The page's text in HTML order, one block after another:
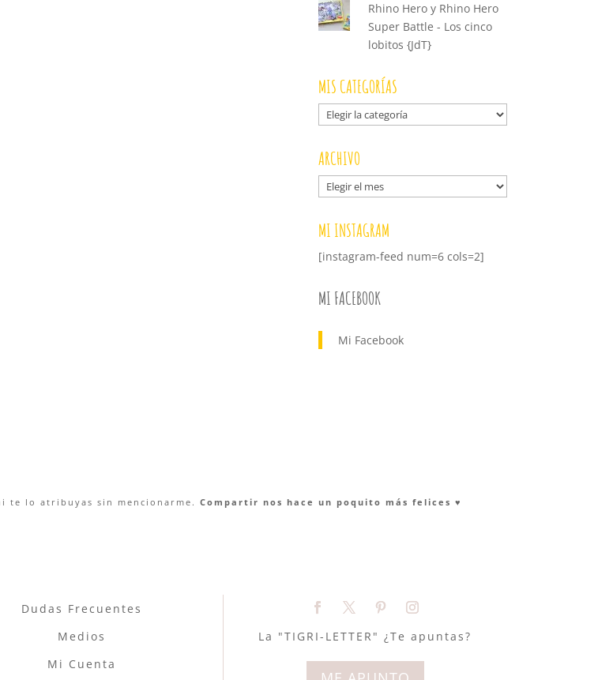
Rhino Hero y Rhino Hero
Super Battle - Los cinco
lobitos {JdT}
MIS CATEGORÍAS
Mis
categorías
ARCHIVO
Archivo
MI INSTAGRAM
[instagram-feed num=6 cols=2]
MI FACEBOOK
Mi Facebook
te lo atribuyas sin mencionarme. Compartir nos hace un poquito más felices ♥︎
Dudas Frecuentes
Medios
Mi Cuenta
La "TIGRI-LETTER" ¿Te apuntas?